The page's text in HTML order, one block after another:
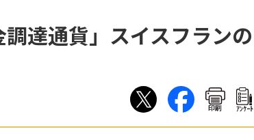
調達通貨」スイスフランの
印刷 ｱﾝｹｰﾄ